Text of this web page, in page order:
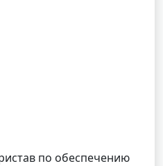
по обеспечению